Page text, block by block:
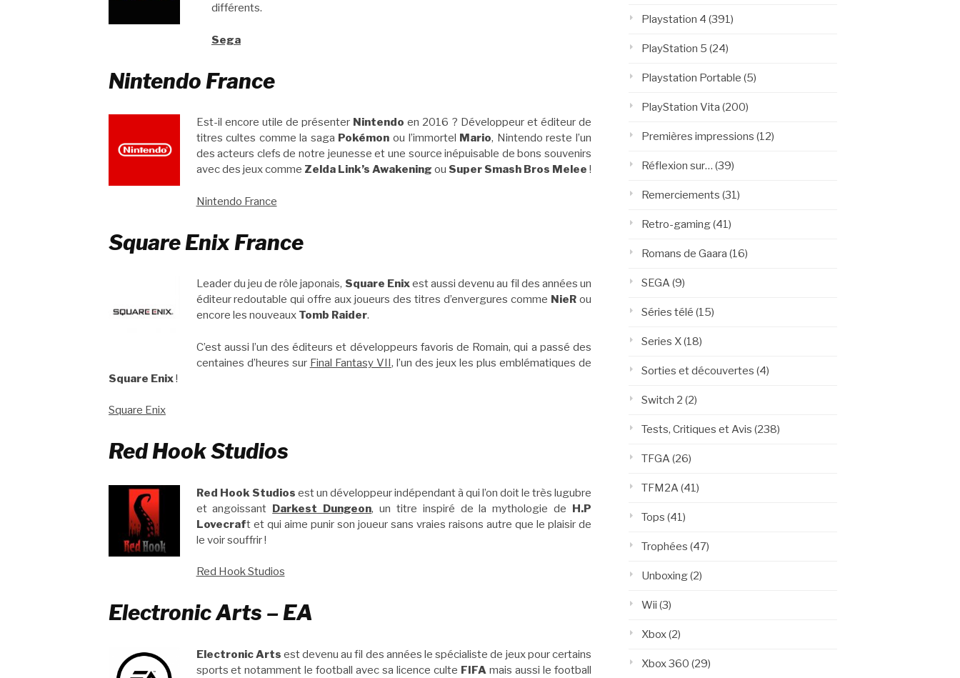
différents.
Sega
Nintendo France
Est-il encore utile de présenter Nintendo en 2016 ? Développeur et éditeur de
titres cultes comme la saga Pokémon ou l’immortel Mario, Nintendo reste l’un
des acteurs clefs de notre jeunesse et une source inépuisable de bons souvenirs
avec des jeux comme Zelda Link’s Awakening ou Super Smash Bros Melee !
Nintendo France
Square Enix France
Leader du jeu de rôle japonais, Square Enixest aussi devenu au fil des années un
éditeur redoutable qui offre aux joueurs des titres d’envergures comme NieR ou
encore les nouveaux Tomb Raider.
C’est aussi l’un des éditeurs et développeurs favoris de Romain, qui a passé des
centaines d’heures sur Final Fantasy VII, l’un des jeux les plus emblématiques de
Square Enix!
Square Enix
Red Hook Studios
Red Hook Studios est un développeur indépendant à qui l’on doit le très lugubre
et angoissant Darkest Dungeon, un titre inspiré de la mythologie de H.P
Lovecraft et qui aime punir son joueur sans vraies raisons autre que le plaisir de
le voir souffrir !
Red Hook Studios
Electronic Arts – EA
Electronic Arts est devenu au fil des années le spécialiste de jeux pour certains
sports et notamment le football avec sa licence culte FIFA mais aussi le football
Playstation 4 (391)
PlayStation 5 (24)
Playstation Portable (5)
PlayStation Vita (200)
Premières impressions (12)
Réflexion sur… (39)
Remerciements (31)
Retro-gaming(41)
Romans de Gaara (16)
SEGA (9)
Séries télé (15)
Series X(18)
Sorties et découvertes (4)
Switch 2 (2)
Tests, Critiques et Avis (238)
TFGA (26)
TFM2A (41)
Tops (41)
Trophées (47)
Unboxing(2)
Wii (3)
Xbox(2)
Xbox 360 (29)